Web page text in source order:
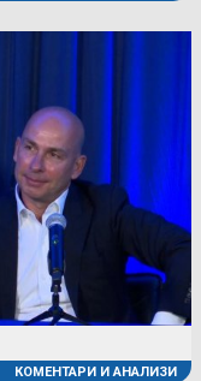
КОМЕНТАРИ И АНАЛИЗИ